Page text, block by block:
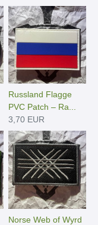
Russland Flagge
PVC Patch – Ra...
3,70 EUR
Norse Web of Wyrd